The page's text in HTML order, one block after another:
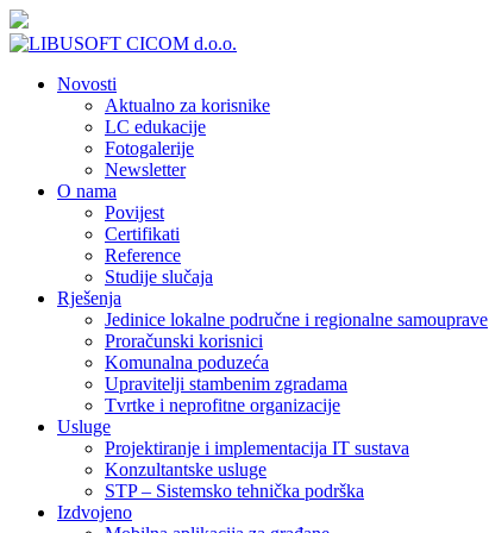
Novosti
Aktualno za korisnike
LC edukacije
Fotogalerije
Newsletter
O nama
Povijest
Certifikati
Reference
Studije slučaja
Rješenja
Jedinice lokalne područne i regionalne samouprave
Proračunski korisnici
Komunalna poduzeća
Upravitelji stambenim zgradama
Tvrtke i neprofitne organizacije
Usluge
Projektiranje i implementacija IT sustava
Konzultantske usluge
STP – Sistemsko tehnička podrška
Izdvojeno